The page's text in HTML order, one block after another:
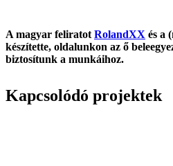
A magyar feliratotRolandXX és a
készítette, oldalunkon az ő
biztosítunk a munkáihoz.
Kapcsolódó projektek